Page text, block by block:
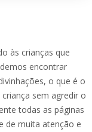
às crianças que
encontrar
o que é o
sem agredir o
todas as páginas
de muita atenção e